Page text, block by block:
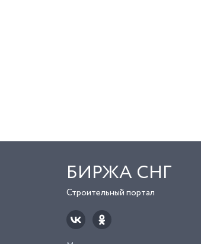
БИРЖА СНГ
Строительный портал